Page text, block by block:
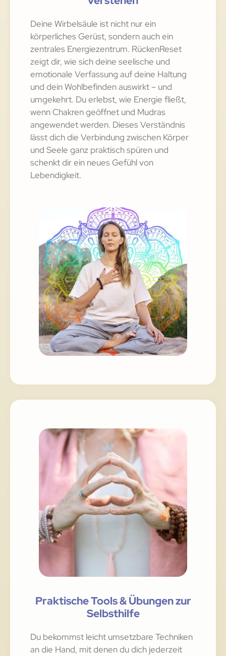
Deine Wirbelsäule ist nicht nur ein
körperliches Gerüst, sondern auch ein
zentrales Energiezentrum. RückenReset
zeigt dir, wie sich deine seelische und
emotionale Verfassung auf deine Haltung
und dein Wohlbefinden auswirkt – und
umgekehrt. Du erlebst, wie Energie fließt,
wenn Chakren geöffnet und Mudras
angewendet werden. Dieses Verständnis
lässt dich die Verbindung zwischen Körper
und Seele ganz praktisch spüren und
schenkt dir ein neues Gefühl von
Lebendigkeit.
Praktische Tools & Übungen zur
Selbsthilfe
Du bekommst leicht umsetzbare Techniken
an die Hand, mit denen du dich jederzeit